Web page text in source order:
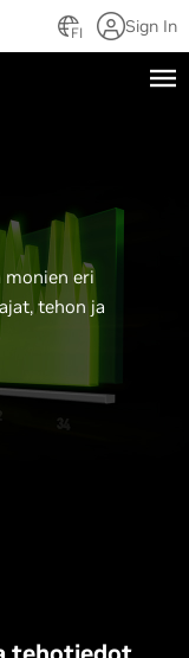
FI Sign In
monien eri
tehon ja